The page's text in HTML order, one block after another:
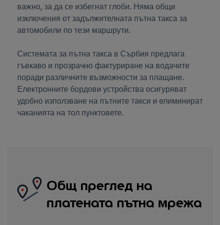
важно, за да се избегнат глоби. Няма общи
изключения от задължителната пътна такса за
автомобили по тези маршрути.
Системата за пътна такса в Сърбия предлага
гъвкаво и прозрачно фактуриране на водачите
поради различните възможности за плащане.
Електронните бордови устройства осигуряват
удобно използване на пътните такси и елиминират
чаканията на тол пунктовете.
Общ преглед на
платената пътна мрежа